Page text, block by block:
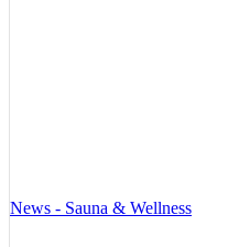
News - Sauna & Wellness